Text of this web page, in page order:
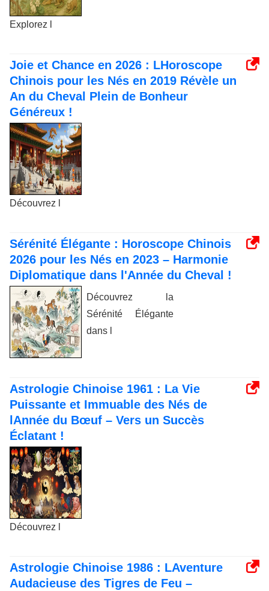
Explorez l
Joie et Chance en 2026 : LHoroscope
Chinois pour les Nés en 2019 Révèle un
An du Cheval Plein de Bonheur
Généreux !
Découvrez l
Sérénité Élégante : Horoscope Chinois
2026 pour les Nés en 2023 – Harmonie
Diplomatique dans l'Année du Cheval !
Découvrez la
Sérénité Élégante
dans l
Astrologie Chinoise 1961 : La Vie
Puissante et Immuable des Nés de
lAnnée du Bœuf – Vers un Succès
Éclatant !
Découvrez l
Astrologie Chinoise 1986 : LAventure
Audacieuse des Tigres de Feu –